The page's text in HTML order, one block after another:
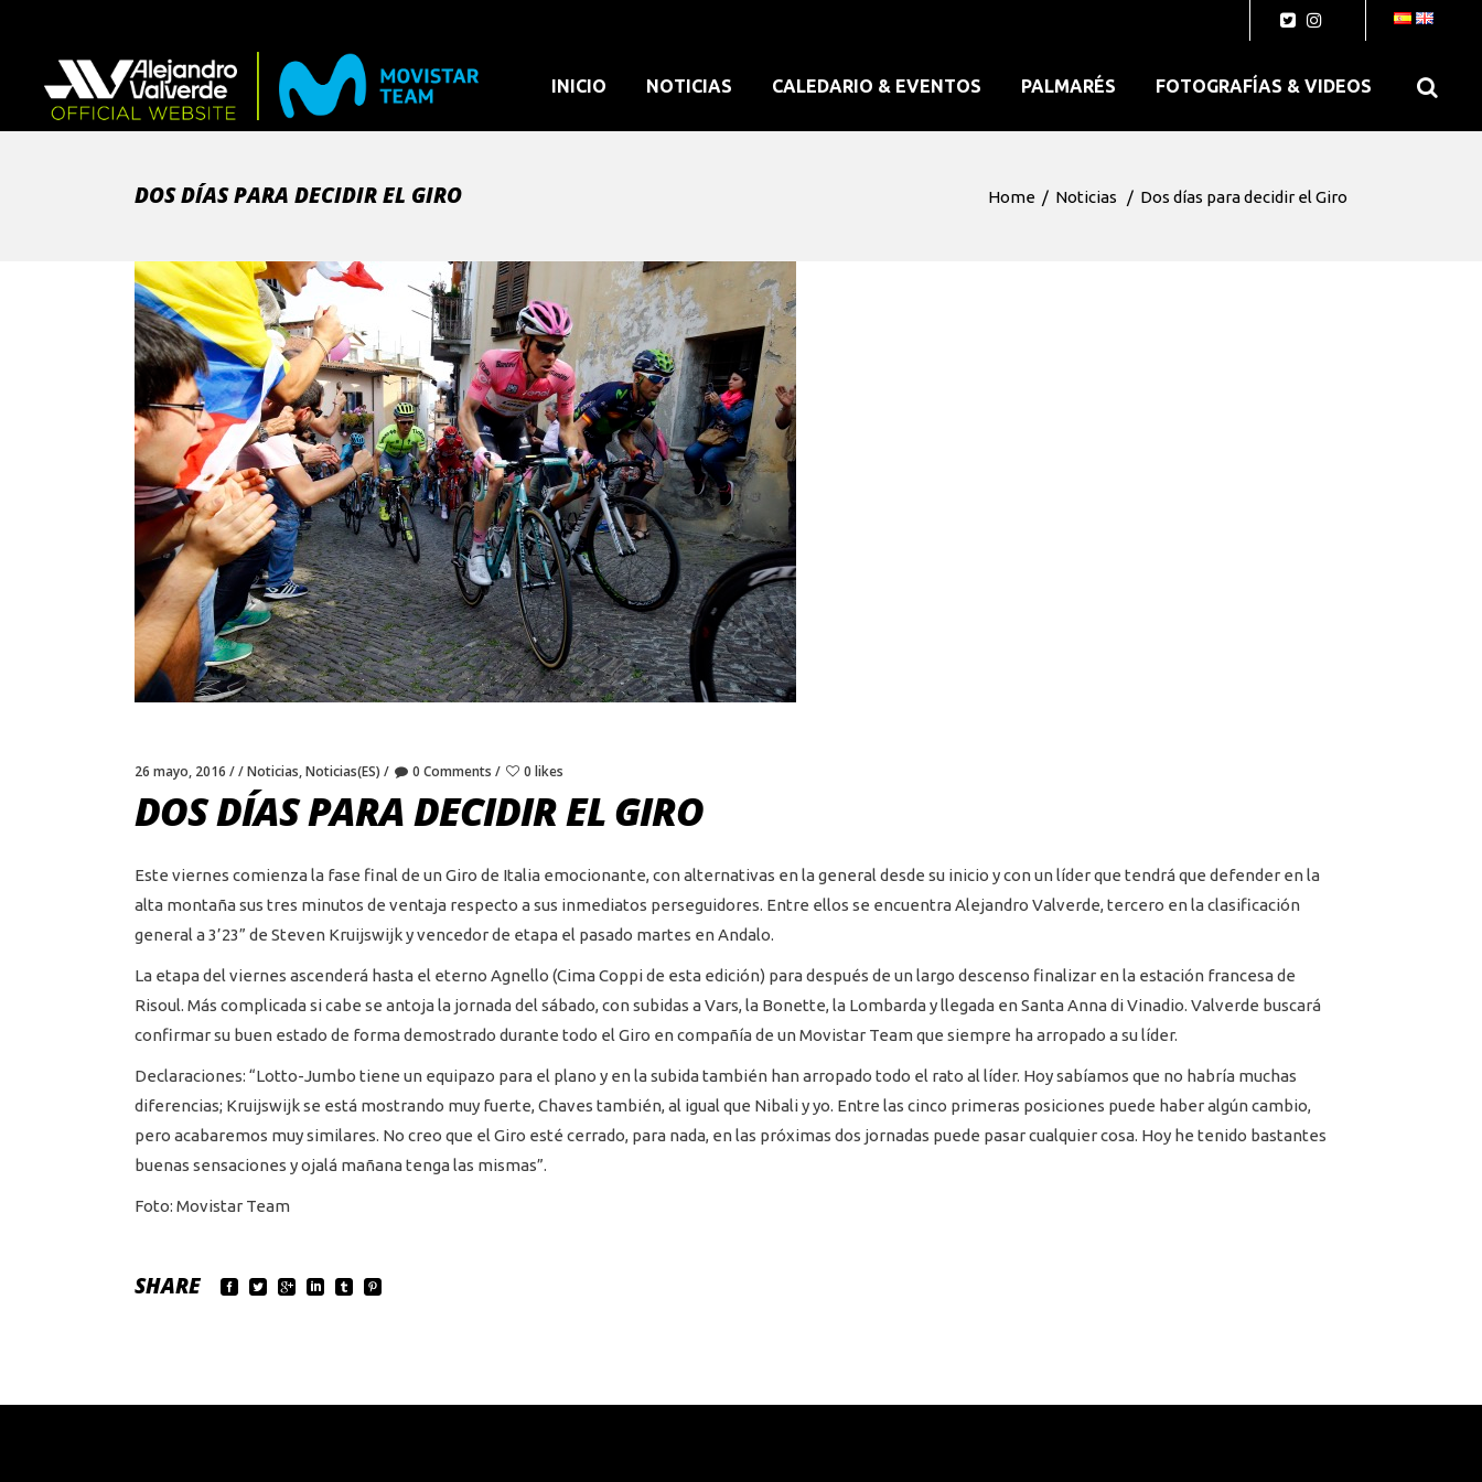
INICIO NOTICIAS CALEDARIO & EVENTOS PALMARÉS FOTOGRAFÍAS & VIDEOS
DOS DÍAS PARA DECIDIR EL GIRO Home / Noticias / Dos días para decidir el Giro
26 mayo, 2016 Noticias,Noticias(ES) 0 Comments 0 likes
DOS DÍAS PARA DECIDIR EL GIRO
Este viernes comienza la fase final de un Giro de Italia emocionante, con alternativas en la general desde su inicio y con un líder que tendrá que defender en la
alta montaña sus tres minutos de ventaja respecto a sus inmediatos perseguidores. Entre ellos se encuentra Alejandro Valverde, tercero en la clasificación
general a 3’23” de Steven Kruijswijk y vencedor de etapa el pasado martes en Andalo.
La etapa del viernes ascenderá hasta el eterno Agnello (Cima Coppi de esta edición) para después de un largo descenso finalizar en la estación francesa de
Risoul. Más complicada si cabe se antoja la jornada del sábado, con subidas a Vars, la Bonette, la Lombarda y llegada en Santa Anna di Vinadio. Valverde buscará
confirmar su buen estado de forma demostrado durante todo el Giro en compañía de un Movistar Team que siempre ha arropado a su líder.
Declaraciones: “Lotto-Jumbo tiene un equipazo para el plano y en la subida también han arropado todo el rato al líder. Hoy sabíamos que no habría muchas
diferencias; Kruijswijk se está mostrando muy fuerte, Chaves también, al igual que Nibali y yo. Entre las cinco primeras posiciones puede haber algún cambio,
pero acabaremos muy similares. No creo que el Giro esté cerrado, para nada, en las próximas dos jornadas puede pasar cualquier cosa. Hoy he tenido bastantes
buenas sensaciones y ojalá mañana tenga las mismas”.
Foto: Movistar Team
SHARE